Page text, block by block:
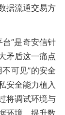
据流通交易方
”是奇安信针
矛盾这一痛点
可见”的安全
安全能力植入
将调试环境与
环境，提升数